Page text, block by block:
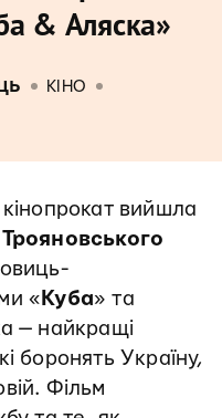
& Аляска»
КІНО
кінопрокат вийшла
« Куба» та
— найкращі
боронять Україну,
Фільм